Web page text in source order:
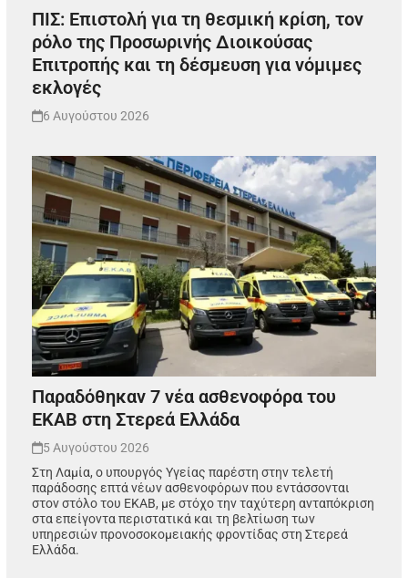
ΠΙΣ: Επιστολή για τη θεσμική κρίση, τον
ρόλο της Προσωρινής Διοικούσας
Επιτροπής και τη δέσμευση για νόμιμες
εκλογές
6 Αυγούστου 2026
Παραδόθηκαν 7 νέα ασθενοφόρα του
ΕΚΑΒ στη Στερεά Ελλάδα
5 Αυγούστου 2026
Στη Λαμία, ο υπουργός Υγείας παρέστη στην τελετή
παράδοσης επτά νέων ασθενοφόρων που εντάσσονται
στον στόλο του ΕΚΑΒ, με στόχο την ταχύτερη ανταπόκριση
στα επείγοντα περιστατικά και τη βελτίωση των
υπηρεσιών προνοσοκομειακής φροντίδας στη Στερεά
Ελλάδα.